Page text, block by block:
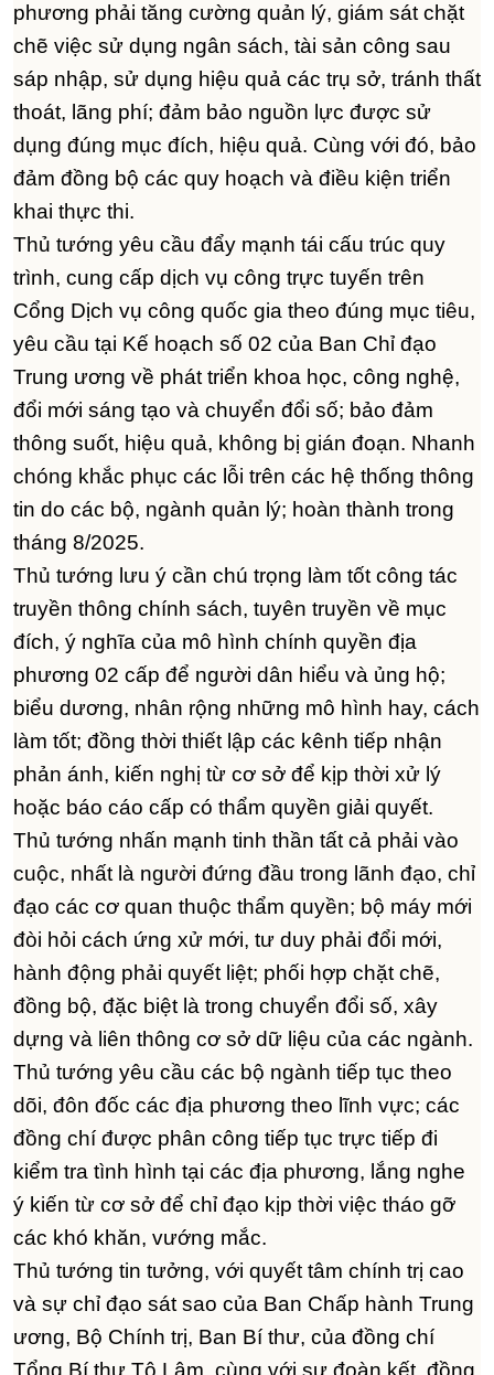
phương phải tăng cường quản lý, giám sát chặt
chẽ việc sử dụng ngân sách, tài sản công sau
sáp nhập, sử dụng hiệu quả các trụ sở, tránh thất
thoát, lãng phí; đảm bảo nguồn lực được sử
dụng đúng mục đích, hiệu quả. Cùng với đó, bảo
đảm đồng bộ các quy hoạch và điều kiện triển
khai thực thi.
Thủ tướng yêu cầu đẩy mạnh tái cấu trúc quy
trình, cung cấp dịch vụ công trực tuyến trên
Cổng Dịch vụ công quốc gia theo đúng mục tiêu,
yêu cầu tại Kế hoạch số 02 của Ban Chỉ đạo
Trung ương về phát triển khoa học, công nghệ,
đổi mới sáng tạo và chuyển đổi số; bảo đảm
thông suốt, hiệu quả, không bị gián đoạn. Nhanh
chóng khắc phục các lỗi trên các hệ thống thông
tin do các bộ, ngành quản lý; hoàn thành trong
tháng 8/2025.
Thủ tướng lưu ý cần chú trọng làm tốt công tác
truyền thông chính sách, tuyên truyền về mục
đích, ý nghĩa của mô hình chính quyền địa
phương 02 cấp để người dân hiểu và ủng hộ;
biểu dương, nhân rộng những mô hình hay, cách
làm tốt; đồng thời thiết lập các kênh tiếp nhận
phản ánh, kiến nghị từ cơ sở để kịp thời xử lý
hoặc báo cáo cấp có thẩm quyền giải quyết.
Thủ tướng nhấn mạnh tinh thần tất cả phải vào
cuộc, nhất là người đứng đầu trong lãnh đạo, chỉ
đạo các cơ quan thuộc thẩm quyền; bộ máy mới
đòi hỏi cách ứng xử mới, tư duy phải đổi mới,
hành động phải quyết liệt; phối hợp chặt chẽ,
đồng bộ, đặc biệt là trong chuyển đổi số, xây
dựng và liên thông cơ sở dữ liệu của các ngành.
Thủ tướng yêu cầu các bộ ngành tiếp tục theo
dõi, đôn đốc các địa phương theo lĩnh vực; các
đồng chí được phân công tiếp tục trực tiếp đi
kiểm tra tình hình tại các địa phương, lắng nghe
ý kiến từ cơ sở để chỉ đạo kịp thời việc tháo gỡ
các khó khăn, vướng mắc.
Thủ tướng tin tưởng, với quyết tâm chính trị cao
và sự chỉ đạo sát sao của Ban Chấp hành Trung
ương, Bộ Chính trị, Ban Bí thư, của đồng chí
Tổng Bí thư Tô Lâm, cùng với sự đoàn kết, đồng